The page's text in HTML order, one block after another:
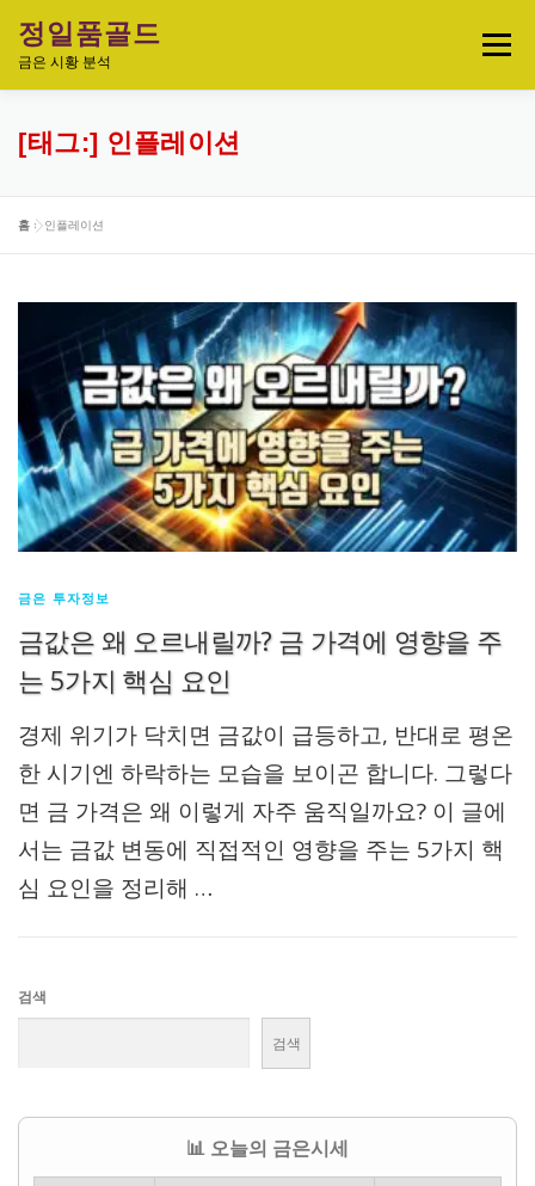
정일품골드
금은 시황 분석
메뉴
실시간 국제 금·은 시세 & 금은비율
오늘의 금은시세 분석
금·은 차트 & 전략 금은 생활 트렌드
정일품골드 제품관
[태그:] 인플레이션
홈 »인플레이션
금은 투자정보
금값은 왜 오르내릴까? 금 가격에 영향을 주
는 5가지 핵심 요인
경제 위기가 닥치면 금값이 급등하고, 반대로 평온
한 시기엔 하락하는 모습을 보이곤 합니다. 그렇다
면 금 가격은 왜 이렇게 자주 움직일까요? 이 글에
서는 금값 변동에 직접적인 영향을 주는 5가지 핵
심 요인을 정리해 …
검색
검색
📊 오늘의 금은시세